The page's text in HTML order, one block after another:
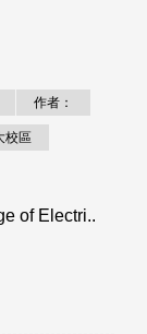
作者：
校區
of Electri..